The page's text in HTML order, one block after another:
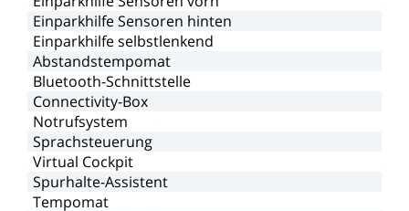
EinparkhilfeSensoren hinten
Einparkhilfeselbstlenkend
Abstandstempomat
Bluetooth-Schnittstelle
Connectivity-Box
Notrufsystem
Sprachsteuerung
Virtual Cockpit
Spurhalte-Assistent
Tempomat